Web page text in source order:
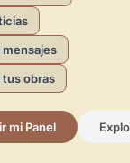
tus obras
mi Panel